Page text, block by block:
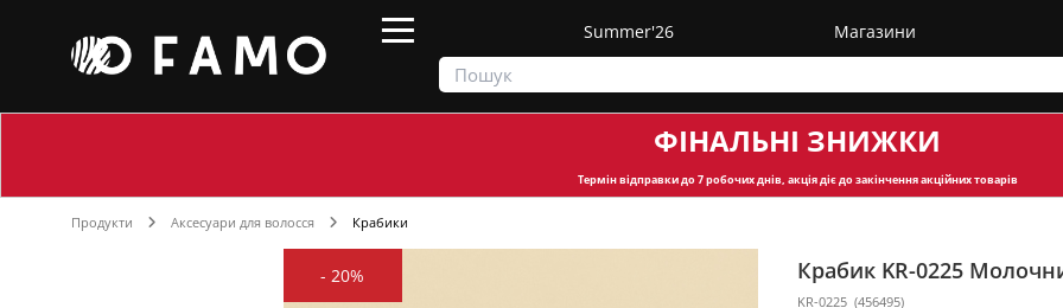
Summer'26 Магазини
ФІНАЛЬНІ ЗНИЖКИ
Термін відправкидо 7 робочих днів, акція діє до закінчення акційних товарів
Продукти Аксесуари для волосся Крабики
-20% Крабик KR-0225
KR-0225 (456495)